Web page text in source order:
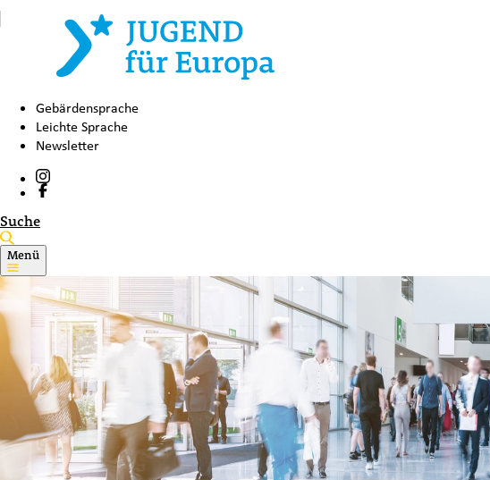
Gebärdensprache
Leichte Sprache
Newsletter
Suche
Menü